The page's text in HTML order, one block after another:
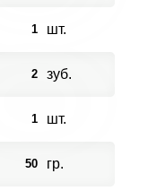
1 шт.
2 зуб.
1 шт.
50 гр.